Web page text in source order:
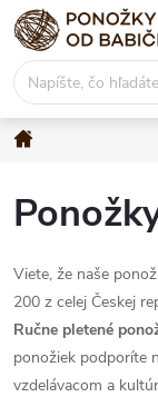
Prejsť
na
obsah
Domov
Viete, že naše
200 z celej Českej
Ručne pletené
ponožiek podporíte
vzdelávacom a